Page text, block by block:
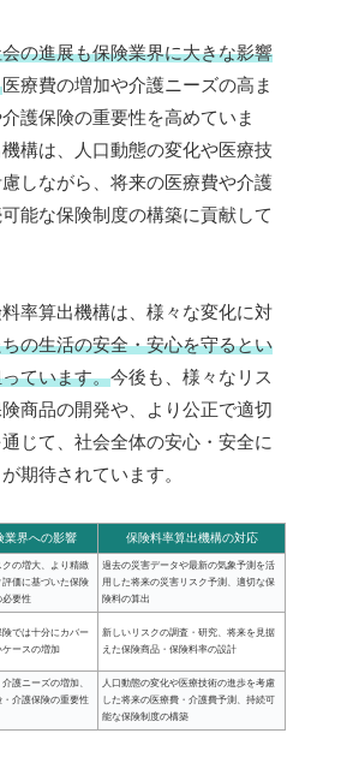
の進展も保険業界に大きな影響
医療費の増加や介護ニーズの高ま
護保険の重要性を高めていま
構は、人口動態の変化や医療技
しながら、将来の医療費や介護
能な保険制度の構築に貢献して
率算出機構は、様々な変化に対
の生活の安全・安心を守るとい
ています。今後も、様々なリス
商品の開発や、より公正で適切
じて、社会全体の安心・安全に
期待されています。
業界への影響 保険料率算出機構の対応
クの増大、より精緻
評価に基づいた保険
必要性
過去の災害データや最新の気象予測を活
用した将来の災害リスク予測、適切な保
険料の算出
険では十分にカバー
ケースの増加
新しいリスクの調査・研究、将来を見据
えた保険商品・保険料率の設計
護ニーズの増加、
・介護保険の重要性
人口動態の変化や医療技術の進歩を考慮
した将来の医療費・介護費予測、持続可
能な保険制度の構築